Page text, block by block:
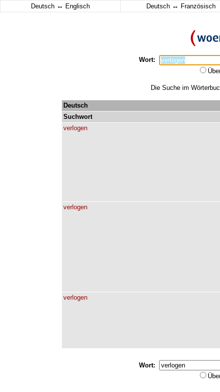
Deutsch ↔ Englisch Deutsch ↔ Französisch
Wort:
Die Suche im
Deutsch
Suchwort
verlogen
verlogen
verlogen
Wort: